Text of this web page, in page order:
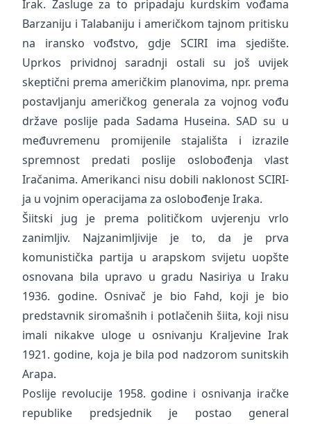
Irak. Zasluge za to pripadaju kurdskim vođama
Barzaniju i Talabaniju i američkom tajnom pritisku
na iransko vođstvo, gdje SCIRI ima sjedište.
Uprkos prividnoj saradnji ostali su još uvijek
skeptični prema američkim planovima, npr. prema
postavljanju američkog generala za vojnog vođu
države poslije pada Sadama Huseina. SAD su u
međuvremenu promijenile stajališta i izrazile
spremnost predati poslije oslobođenja vlast
Iračanima. Amerikanci nisu dobili naklonost SCIRI-
ja u vojnim operacijama za oslobođenje Iraka.
Šiitski jug je prema političkom uvjerenju vrlo
zanimljiv. Najzanimljivije je to, da je prva
komunistička partija u arapskom svijetu uopšte
osnovana bila upravo u gradu Nasiriya u Iraku
1936. godine. Osnivač je bio Fahd, koji je bio
predstavnik siromašnih i potlačenih šiita, koji nisu
imali nikakve uloge u osnivanju Kraljevine Irak
1921. godine, koja je bila pod nadzorom sunitskih
Arapa.
Poslije revolucije 1958. godine i osnivanja iračke
republike predsjednik je postao general